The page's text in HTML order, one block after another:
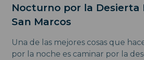
Nocturno por la Desierta
San Marcos
Una de las mejores cosas que
por la noche es caminar por la